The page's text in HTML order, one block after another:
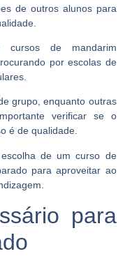
de outros alunos para
de mandarim
por escolas de
grupo, enquanto outras
verificar se o
é de qualidade.
de um curso de
paraaproveitar ao
para